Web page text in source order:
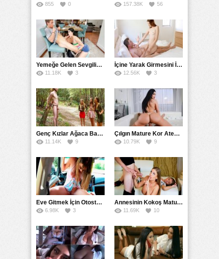
855 0 157.38K 56
Yemeğe Gelen Sevgilisinin Arkadaşına Yarak Yedirdi
11.18K 3
İçine Yarak Girmesini İsteyince Kuzeninin Penisini Kullandı
12.56K 3
Genç Kızlar Ağaca Bağlayarak Tecavüz Etmek İstediler
11.14K 9
Çılgın Mature Kor Ateşiyle Misafirini Yakıp Eritti
10.79K 9
Eve Gitmek İçin Otostop Çeken Üniversiteli Bedelini Ödedi
6.98K 3
Annesinin Kokoş Mature Arkadaşı Tarafından Saksoya Uğradı
11.69K 10